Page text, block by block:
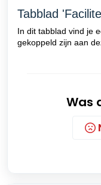
Tabblad
In dit tabblad vind je
gekoppeld zijn aan
Was